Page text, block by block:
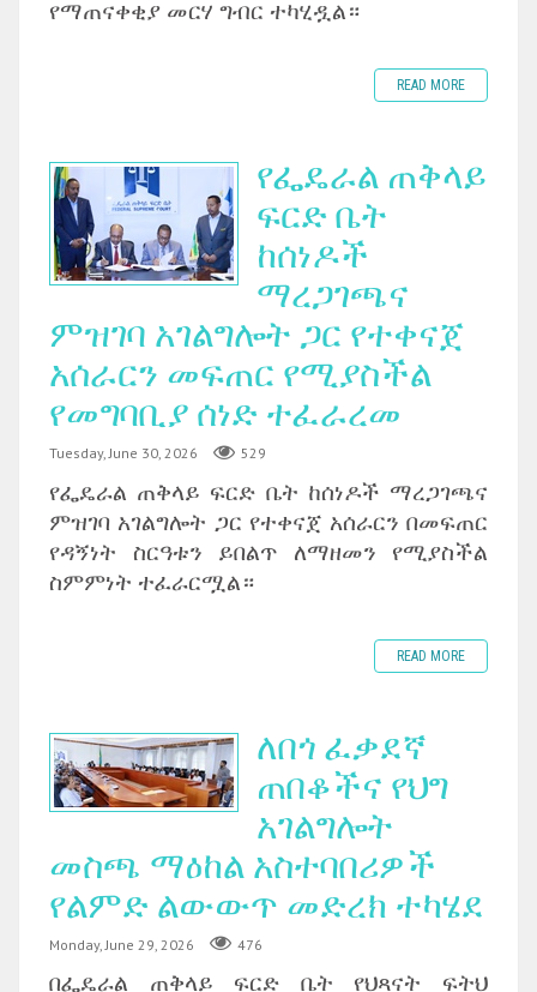
የማጠናቀቂያ መርሃ ግብር ተካሂዷል።
READ MORE
የፌዴራል ጠቅላይ
ፍርድ ቤት
ከሰነዶች
ማረጋገጫና
ምዝገባ አገልግሎት ጋር የተቀናጀ
አሰራርን መፍጠር የሚያስችል
የመግባቢያ ሰነድ ተፈራረመ
Tuesday, June 30, 2026 529
‎የፌዴራል ጠቅላይ ፍርድ ቤት ከሰነዶች ማረጋገጫና
ምዝገባ አገልግሎት ጋር የተቀናጀ አሰራርን በመፍጠር
የዳኝነት ስርዓቱን ይበልጥ ለማዘመን የሚያስችል
ስምምነት ተፈራርሟል።
READ MORE
ለበጎ ፈቃደኛ
ጠበቆችና የህግ
አገልግሎት
መስጫ ማዕከል አስተባበሪዎች
የልምድ ልውውጥ መድረክ ተካሄደ
Monday, June 29, 2026 476
በፌዴራል ጠቅላይ ፍርድ ቤት የህጻናት ፍትህ